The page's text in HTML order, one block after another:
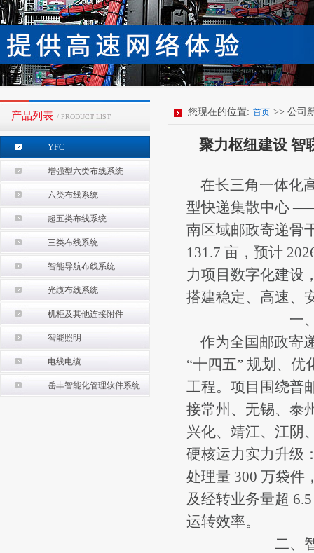
产品列表 / PRODUCT LIST
YFC
增强型六类布线系统
六类布线系统
超五类布线系统
三类布线系统
智能导航布线系统
光缆布线系统
机柜及其他连接附件
智能照明
电线电缆
岳丰智能化管理软件系统
您现在的位置: 首页 >> 公司
聚力枢纽建设 智
在长三角一体化
型快递集散中心
南区域邮政寄递骨
131.7 亩，预计
力项目数字化建设
搭建稳定、高速、
一
作为全国邮政寄
“十四五” 规划、
工程。项目围绕普
接常州、无锡、泰
兴化、靖江、江阴
硬核运力实力升级
处理量 300 万袋件
及经转业务量超
运转效率。
二、